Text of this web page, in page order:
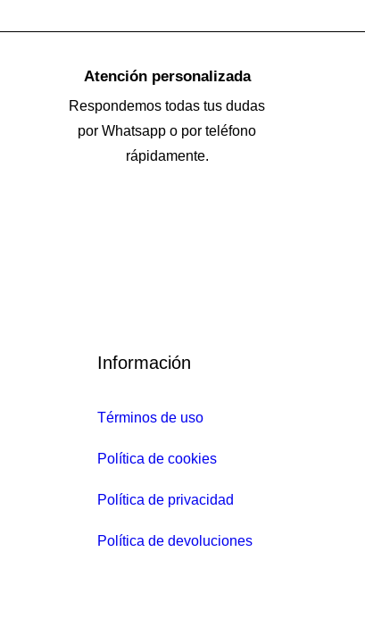
Atención personalizada
Respondemos todas tus dudas
por Whatsapp o por teléfono
rápidamente.
Información
Términos de uso
Política de cookies
Política de privacidad
Política de devoluciones